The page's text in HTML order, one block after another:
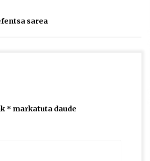
sarea
* markatuta daude